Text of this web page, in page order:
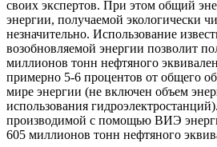
своих экспертов. При этом общий
энергии, получаемой экологически
незначительно. Использование
возобновляемой энергии позволит
миллионов тонн нефтяного
примерно 5-6 процентов от общего
мире энергии (не включен объем
использования
производимой с помощью ВИЭ
605 миллионов тонн нефтяного